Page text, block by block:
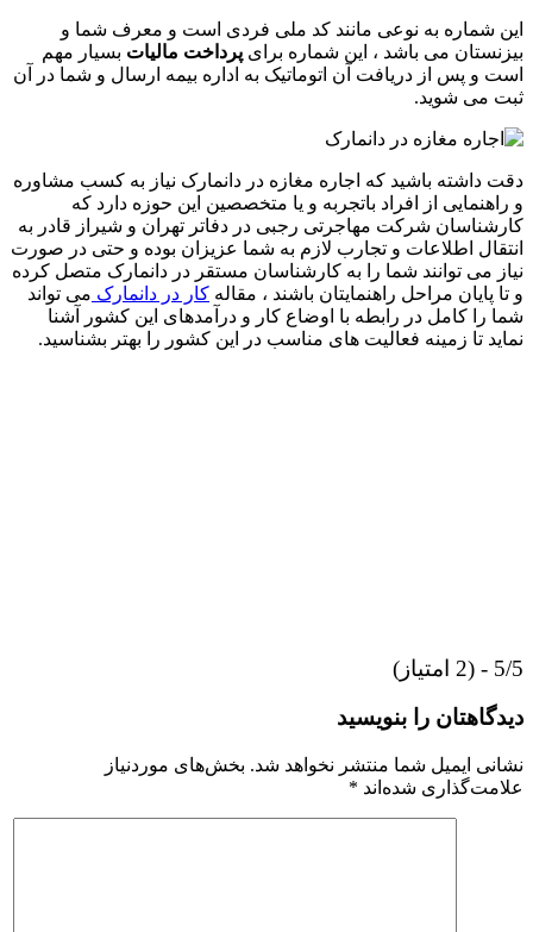
این شماره به نوعی مانند کد ملی فردی است و معرف شما و
بیزنستان می باشد ، این شماره برای پرداخت مالیات بسیار مهم
است و پس از دریافت آن اتوماتیک به اداره بیمه ارسال و شما در آن
ثبت می شوید.
دقت داشته باشید که اجاره مغازه در دانمارک نیاز به کسب مشاوره
و راهنمایی از افراد باتجربه و یا متخصصین این حوزه دارد که
کارشناسان شرکت مهاجرتی رجبی در دفاتر تهران و شیراز قادر به
انتقال اطلاعات و تجارب لازم به شما عزیزان بوده و حتی در صورت
نیاز می توانند شما را به کارشناسان مستقر در دانمارک متصل کرده
و تا پایان مراحل راهنمایتان باشند ، مقاله کار در دانمارک می تواند
شما را کامل در رابطه با اوضاع کار و درآمدهای این کشور آشنا
نماید تا زمینه فعالیت های مناسب در این کشور را بهتر بشناسید.
5/5 - (2 امتیاز)
دیدگاهتان را بنویسید
نشانی ایمیل شما منتشر نخواهد شد. بخش‌های موردنیاز
علامت‌گذاری شده‌اند *